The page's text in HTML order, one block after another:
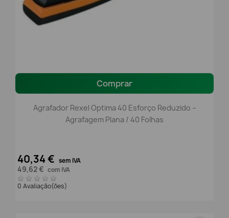
Comprar
Agrafador Rexel Optima 40 Esforço Reduzido –
Agrafagem Plana / 40 Folhas
40,34 € sem IVA
49,62 € com IVA
0 Avaliação(ões)